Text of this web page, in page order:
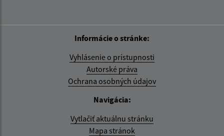
Informácie o stránke:
Vyhlásenie o prístupnosti
Autorské práva
Ochrana osobných údajov
Navigácia:
Vytlačiť aktuálnu stránku
Mapa stránok